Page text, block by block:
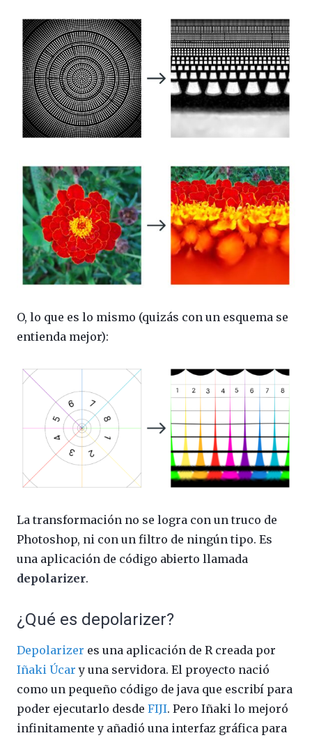
O, lo que es lo mismo (quizás con un esquema se
entienda mejor):
La transformación no se logra con un truco de
Photoshop, ni con un filtro de ningún tipo. Es
una aplicación de código abierto llamada
depolarizer.
¿Qué es depolarizer?
Depolarizer es una aplicación de R creada por
Iñaki Úcar y una servidora. El proyecto nació
como un pequeño código de java que escribí para
poder ejecutarlo desde FIJI. Pero Iñaki lo mejoró
infinitamente y añadió una interfaz gráfica para